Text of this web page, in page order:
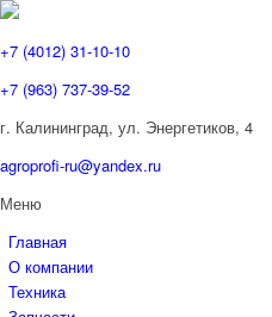
+7 (4012) 31-10-10
+7 (963) 737-39-52
г. Калининград, ул. Энергетиков, 4
agroprofi-ru@yandex.ru
Меню
Главная
О компании
Техника